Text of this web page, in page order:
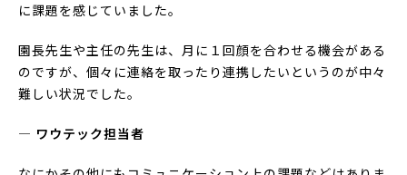
に課題を感じていました。
園長先生や主任の先生は、月に１回顔を合わせる機会がある
のですが、個々に連絡を取ったり連携したいというのが中々
難しい状況でした。
― ワウテック担当者